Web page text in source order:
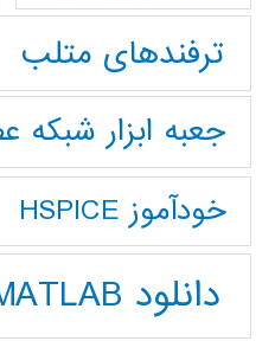
ترفندهای متلب
جعبه ابزار شبکه
خودآموز HSPICE
دانلود MATLAB